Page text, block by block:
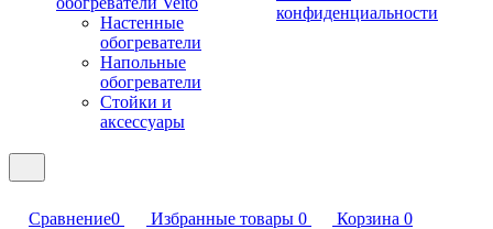
Настенные
обогреватели
Напольные
обогреватели
Стойки и
аксессуары
конфиденциальности
Сравнение0 Избранные товары 0 Корзина 0